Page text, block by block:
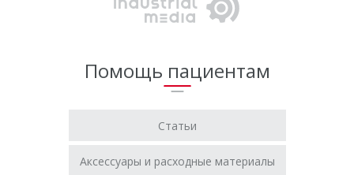
Помощь пациентам
Статьи
Аксессуары и расходные материалы